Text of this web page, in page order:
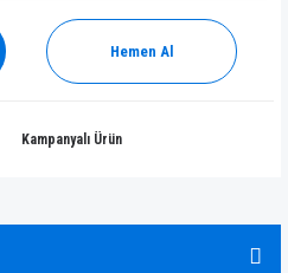
Hemen Al
Kampanyalı Ürün